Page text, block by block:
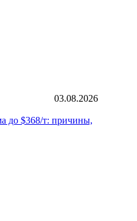
03.08.2026
до $368/т: причины,